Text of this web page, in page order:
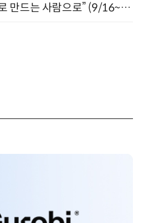
“AI에게 묻는 사람에서, AI로 만드는 사람으로” (9/16~17)